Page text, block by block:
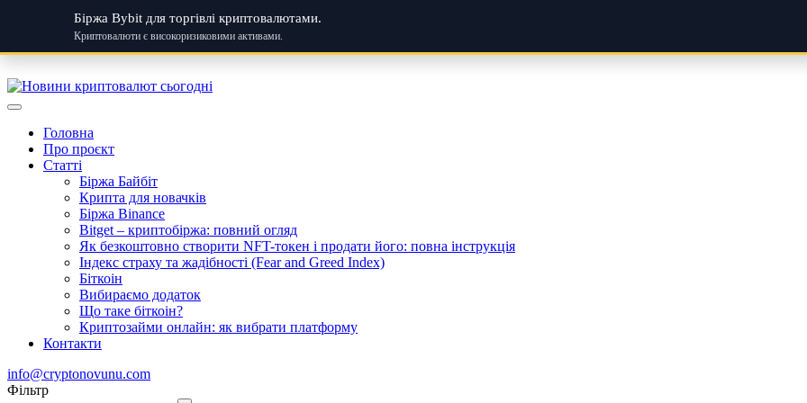
Біржа Bybit для торгівлі криптовалютами.
Криптовалюти є високоризиковими активами.
to
content
Головна
Про проєкт
Статті
Біржа Байбіт
Крипта для новачків
Біржа Binance
Bitget – криптобіржа: повний огляд
Як безкоштовно створити NFT-токен і продати його: повна інструкція
Індекс страху та жадібності (Fear and Greed Index)
Біткоін
Вибираємо додаток
Що таке біткоін?
Криптозайми онлайн: як вибрати платформу
Контакти
info@cryptonovunu.com
Фiльтр